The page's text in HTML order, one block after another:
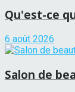
Qu'est-ce
6 août 2026
Salon de